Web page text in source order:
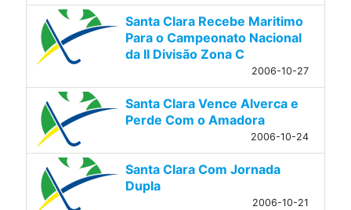
Santa Clara Recebe Maritimo
Para o Campeonato Nacional
da II Divisão Zona C
2006-10-27
Santa Clara Vence Alverca e
Perde Com o Amadora
2006-10-24
Santa Clara Com Jornada
Dupla
2006-10-21